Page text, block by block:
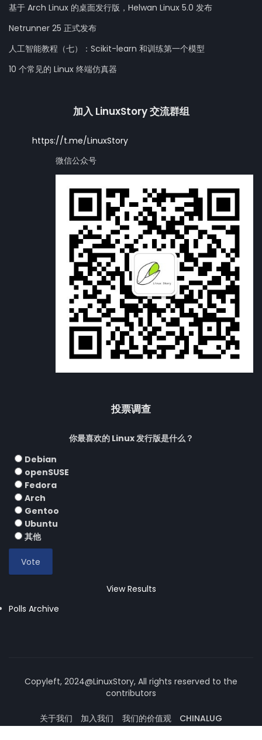
基于 Arch Linux 的桌面发行版，Helwan Linux 5.0 发布
Netrunner 25 正式发布
人工智能教程（七）：Scikit-learn 和训练第一个模型
10 个常见的 Linux 终端仿真器
加入 LinuxStory 交流群组
https://t.me/LinuxStory
微信公众号
投票调查
你最喜欢的 Linux 发行版是什么？
Debian
openSUSE
Fedora
Arch
Gentoo
Ubuntu
其他
View Results
Polls Archive
Copyleft, 2024@LinuxStory, All rights reserved to the
contributors
关于我们 加入我们 我们的价值观
CHINALUG